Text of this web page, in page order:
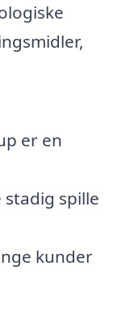
er en
spille
kunder